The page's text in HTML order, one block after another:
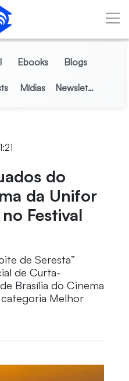
Ebooks Blogs
Mídias Newsletter
do
da Unifor
Festival
de Seresta”
de Curta-
Brasília do Cinema
Melhor